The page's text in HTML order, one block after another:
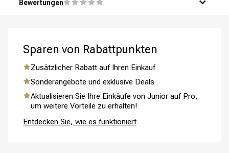
Umformung CombiDeals
Wasser aus.
Bewertungen
Sparen von Rabattpunkten
Zusätzlicher Rabatt auf Ihren Einkauf
Sonderangebote und exklusive Deals
Aktualisieren Sie Ihre Einkäufe von Junior auf Pro,
um weitere Vorteile zu erhalten!
Entdecken Sie, wie es funktioniert